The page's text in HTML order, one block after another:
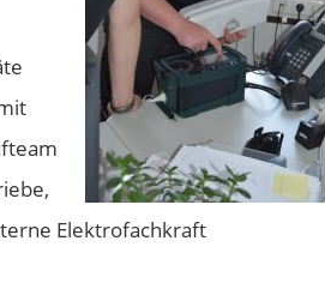
Elektrofachkraft